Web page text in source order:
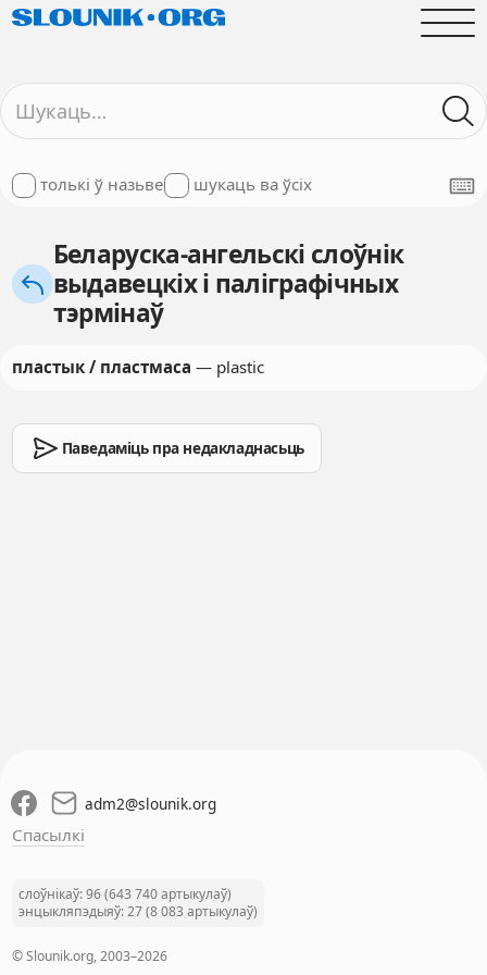
толькі ў назьве шукаць ва ўсіх
Беларуска-ангельскі слоўнік
выдавецкіх і паліграфічных
тэрмінаў
пластык / пластмаса — plastic
Паведаміць пра недакладнасьць
adm2@slounik.org
Спасылкі
слоўнікаў: 96 (643 740 артыкулаў)
энцыкляпэдыяў: 27 (8 083 артыкулаў)
© Slounik.org, 2003–2026